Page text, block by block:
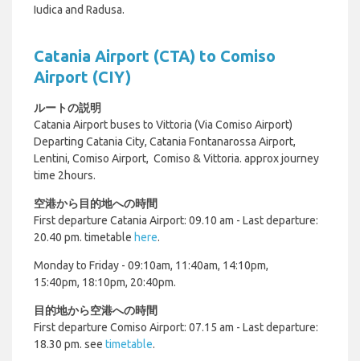
Iudica and Radusa.
Catania Airport (CTA) to Comiso
Airport (CIY)
ルートの説明
Catania Airport buses to Vittoria (Via Comiso Airport)
Departing Catania City, Catania Fontanarossa Airport,
Lentini, Comiso Airport, Comiso & Vittoria. approx journey
time 2hours.
空港から目的地への時間
First departure Catania Airport: 09.10 am - Last departure:
20.40 pm. timetable here.
Monday to Friday - 09:10am, 11:40am, 14:10pm,
15:40pm, 18:10pm, 20:40pm.
目的地から空港への時間
First departure Comiso Airport: 07.15 am - Last departure:
18.30 pm. see timetable.